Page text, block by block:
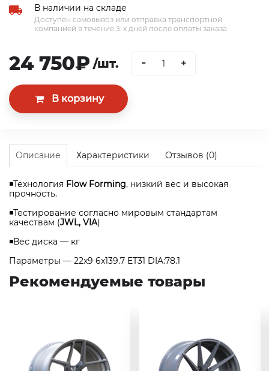
В наличии на складе
Доступен самовывоз или отправка транспортной
компанией в течение 3-х дней после оплаты заказа.
24 750₽ /шт. - +
Описание Характеристики Отзывов (0)
◾Технология Flow Forming, низкий вес и высокая
прочность.
◾Тестирование согласно мировым стандартам
качествам (JWL, VIA)
◾Вес диска — кг
Параметры — 22x9 6x139.7 ET31 DIA:78.1
Рекомендуемые товары